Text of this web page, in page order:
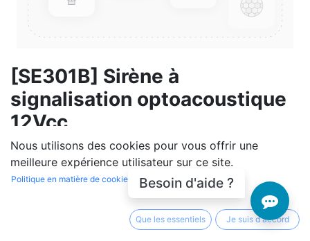
[SE301B] Sirène à
signalisation optoacoustique
12Vcc
(0 avis)
48 840,00DA hors TVA (48 840,00DA
En rupture de stock
Soyez averti lorsque le produit est de nouveau en
Nous utilisons des cookies pour vous offrir une
meilleure expérience utilisateur sur ce site.
Politique en matière de cookies
Que les essentiels Je suis d'accord
Besoin d'aide ?